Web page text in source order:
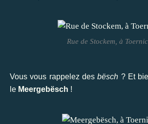
Rue de Stockem, à
Vous vous rappelez desbësch ? Et
le Meergebësch !